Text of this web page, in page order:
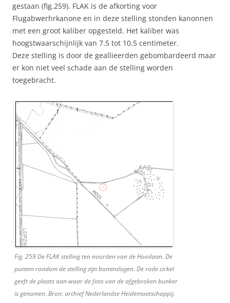
gestaan (fig.259). FLAK is de afkorting voor
Flugabwerhrkanone en in deze stelling stonden kanonnen
met een groot kaliber opgesteld. Het kaliber was
hoogstwaarschijnlijk van 7.5 tot 10.5 centimeter.
Deze stelling is door de geallieerden gebombardeerd maar
er kon niet veel schade aan de stelling worden
toegebracht.
Fig. 259 De FLAK stelling ten noorden van de Hooilaan. De
punten rondom de stelling zijn bominslagen. De rode cirkel
geeft de plaats aan waar de foto van de afgebroken bunker
is genomen. Bron: archief Nederlandse Heidemaatschappij.